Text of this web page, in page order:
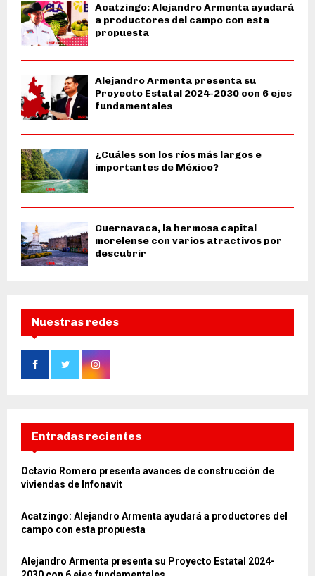
Acatzingo: Alejandro Armenta ayudará
a productores del campo con esta
propuesta
Alejandro Armenta presenta su
Proyecto Estatal 2024-2030 con 6 ejes
fundamentales
¿Cuáles son los ríos más largos e
importantes de México?
Cuernavaca, la hermosa capital
morelense con varios atractivos por
descubrir
Nuestras redes
Entradas recientes
Octavio Romero presenta avances de construcción de
viviendas de Infonavit
Acatzingo: Alejandro Armenta ayudará a productores del
campo con esta propuesta
Alejandro Armenta presenta su Proyecto Estatal 2024-